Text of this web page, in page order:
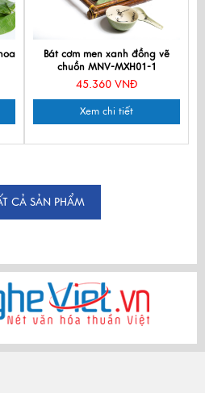
Bát cơm men xanh đồng vẽ
chuồn MNV-MXH01-1
45.360 VNĐ
Xem chi tiết
CẢ SẢN PHẨM